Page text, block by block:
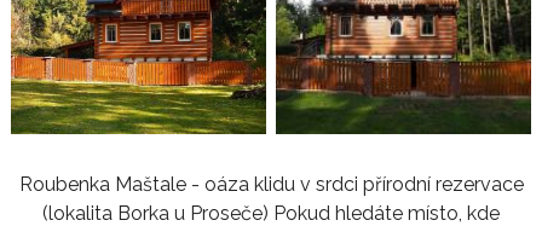
Roubenka Maštale - oáza klidu v srdci přírodní rezervace
(lokalita Borka u Proseče) Pokud hledáte místo, kde